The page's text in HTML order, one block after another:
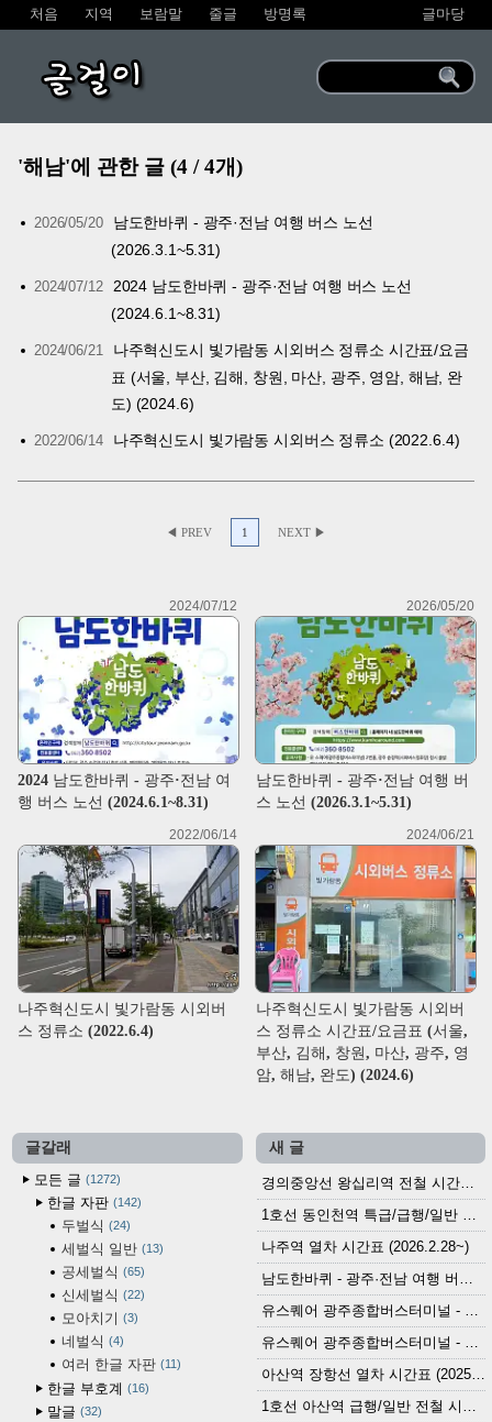
처음 지역 보람말 줄글 방명록 글마당
글걸이
'해남'에 관한 글 (4 / 4개)
2026/05/20
남도한바퀴 - 광주·전남 여행 버스 노선
(2026.3.1~5.31)
2024/07/12
2024 남도한바퀴 - 광주·전남 여행 버스 노선
(2024.6.1~8.31)
2024/06/21
나주혁신도시 빛가람동 시외버스 정류소 시간표/요금
표 (서울, 부산, 김해, 창원, 마산, 광주, 영암, 해남, 완
도) (2024.6)
2022/06/14 나주혁신도시 빛가람동 시외버스 정류소 (2022.6.4)
◀ PREV 1 NEXT ▶
2024/07/12
2024 남도한바퀴 - 광주·전남 여
행 버스 노선 (2024.6.1~8.31)
2026/05/20
남도한바퀴 - 광주·전남 여행 버
스 노선 (2026.3.1~5.31)
2022/06/14
나주혁신도시 빛가람동 시외버
스 정류소 (2022.6.4)
2024/06/21
나주혁신도시 빛가람동 시외버
스 정류소 시간표/요금표 (서울,
부산, 김해, 창원, 마산, 광주, 영
암, 해남, 완도) (2024.6)
글갈래
모든 글
1272
한글 자판 142
두벌식 24
세벌식 일반 13
공세벌식 65
신세벌식 22
모아치기 3
네벌식 4
여러 한글 자판 11
한글 부호계 16
말글 32
새 글
경의중앙선 왕십리역 전철 시간표 (2026.4.20~)
1호선 동인천역 특급/급행/일반 전철 시간표 (2026.2.28~)
나주역 열차 시간표 (2026.2.28~)
남도한바퀴 - 광주·전남 여행 버스 노선 (2026.3.1~5.31)
유스퀘어 광주종합버스터미널 - 곡성,순천／화순,보성,율포 방면 시외버스 시간표 (2026.1.31)
유스퀘어 광주종합버스터미널 - 담양, 순창, 남원, 무주, 장수, 거창, 대구 방면 시외버스 시간표 (2026...
아산역 장항선 열차 시간표 (2025.12.30 기준) (무궁화호, ITX-마음, 새마을호, 서해금빛열차)
1호선 아산역 급행/일반 전철 시간표 (2025.12.30~)